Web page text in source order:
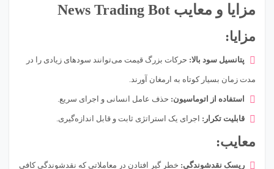
مزایا و معایب News Trading Bot
مزایا:
پتانسیل سود بالا: حرکات بزرگ قیمت می‌توانند سودهای زیادی را در
مدت زمان بسیار کوتاه به ارمغان آورند.
استفاده از اتوماسیون: حذف عامل انسانی و اجرای سریع.
قابلیت تکرار: اجرای یک استراتژی ثابت و قابل اندازه‌گیری.
معایب:
ریسک نقدشوندگی: خطر گیر افتادن در معاملاتی که نقدشوندگی کافی